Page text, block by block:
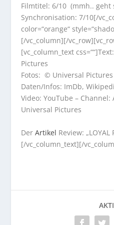
Filmtitel: 6/10 (mmh.. geht
Synchronisation: 7/10[/
color=“orange“
[/vc_column][/
[vc_column_text
Pictures
Fotos: © Universal Pictures
Daten/Infos: ImDb,
Video: YouTube –
Universal Pictures
DerArtikel Review:
[/vc_column_text][/